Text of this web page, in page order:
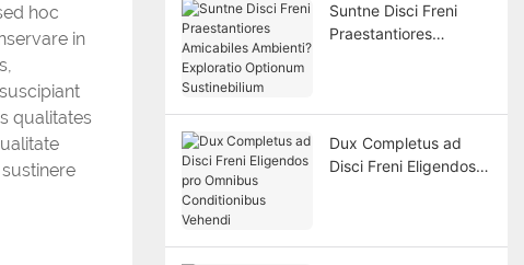
hoc
in
qualitates
Suntne Disci Freni
Praestantiores
Dux Completus ad
Disci Freni Eligendos